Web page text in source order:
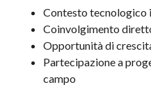
Contesto tecnologico
Coinvolgimento
Opportunità di
Partecipazione a
campo